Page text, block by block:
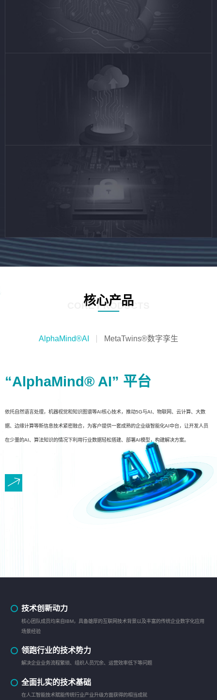
核心产品
CORE PRODUCTS
AlphaMind®AI MetaTwins®数字孪生
“AlphaMind® AI” 平台
依托自然语言处理，机器视觉和知识图谱等AI核心技术，推动5G与AI、物联网、云计算、大数
据、边缘计算等新信息技术紧密融合，为客户提供一套成熟的企业级智能化AI中台，让开发人员
在少量的AI、算法知识的情况下利用行业数据轻松搭建、部署AI模型，构建解决方案。
技术创新动力
核心团队成员均来自IBM，具备雄厚的互联网技术背景以及丰富的传统企业数字化应用
场景经验
领跑行业的技术势力
解决企业业务流程繁琐、组织人员冗余、运营效率低下等问题
全面扎实的技术基础
在人工智能技术赋能传统行业产业升级方面获得的相当成就